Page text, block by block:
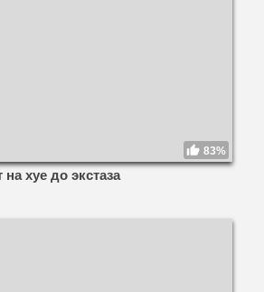
83%
хуе до экстаза